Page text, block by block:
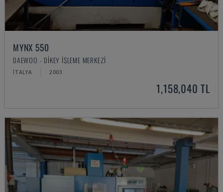
MYNX 550
DAEWOO - DIKEY İŞLEME MERKEZI
İTALYA 2003
1,158,040 TL